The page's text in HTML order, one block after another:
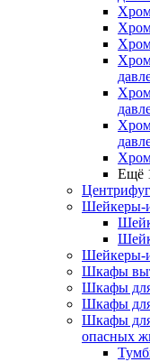
Ещё
Шейкеры-
Шейкеры-
Шкафы
Шкафы для
Шкафы для
Шкафы
опасных